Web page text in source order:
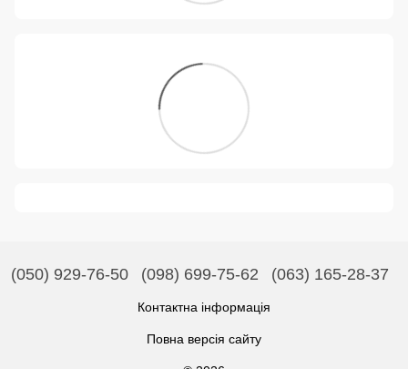
(050) 929-76-50 (098) 699-75-62 (063) 165-28-37
Контактна інформація
Повна версія сайту